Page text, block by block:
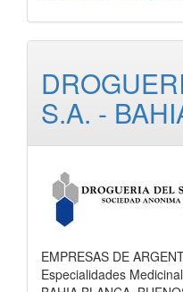
S.A. -
EMPRESAS DE
Especialidades